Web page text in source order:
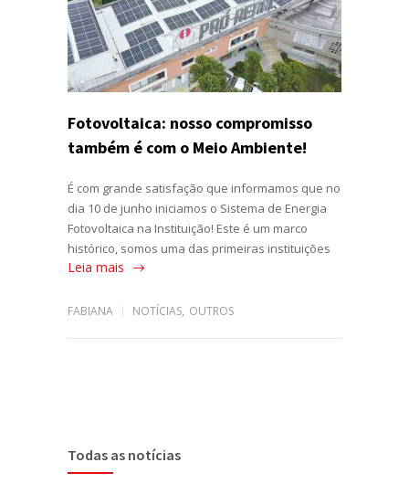
Fotovoltaica: nosso compromisso
também é com o Meio Ambiente!
É com grande satisfação que informamos que no
dia 10 de junho iniciamos o Sistema de Energia
Fotovoltaica na Instituição! Este é um marco
histórico, somos uma das primeiras instituições
Leia mais
FABIANA NOTÍCIAS, OUTROS
Todas as notícias